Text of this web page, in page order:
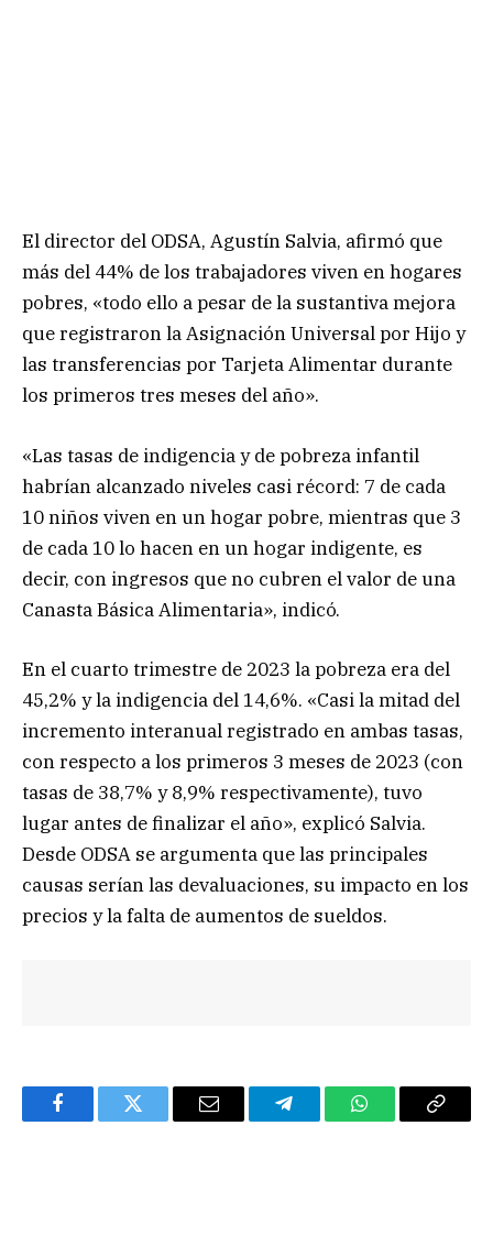
El director del ODSA, Agustín Salvia, afirmó que
más del 44% de los trabajadores viven en hogares
pobres, «todo ello a pesar de la sustantiva mejora
que registraron la Asignación Universal por Hijo y
las transferencias por Tarjeta Alimentar durante
los primeros tres meses del año».
«Las tasas de indigencia y de pobreza infantil
habrían alcanzado niveles casi récord: 7 de cada
10 niños viven en un hogar pobre, mientras que 3
de cada 10 lo hacen en un hogar indigente, es
decir, con ingresos que no cubren el valor de una
Canasta Básica Alimentaria», indicó.
En el cuarto trimestre de 2023 la pobreza era del
45,2% y la indigencia del 14,6%. «Casi la mitad del
incremento interanual registrado en ambas tasas,
con respecto a los primeros 3 meses de 2023 (con
tasas de 38,7% y 8,9% respectivamente), tuvo
lugar antes de finalizar el año», explicó Salvia.
Desde ODSA se argumenta que las principales
causas serían las devaluaciones, su impacto en los
precios y la falta de aumentos de sueldos.
FacebookTwitter Email TelegramWhatsAppCopy